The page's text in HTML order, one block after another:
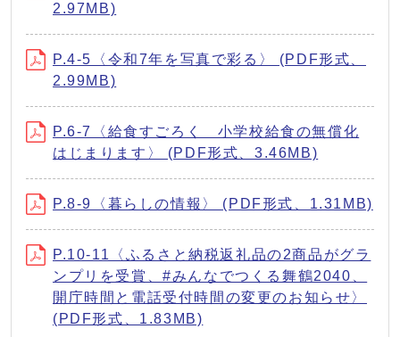
2.97MB)
P.4-5〈令和7年を写真で彩る〉 (PDF形式、
2.99MB)
P.6-7〈給食すごろく 小学校給食の無償化
はじまります〉 (PDF形式、3.46MB)
P.8-9〈暮らしの情報〉 (PDF形式、1.31MB)
P.10-11〈ふるさと納税返礼品の2商品がグラ
ンプリを受賞、#みんなでつくる舞鶴2040、
開庁時間と電話受付時間の変更のお知らせ〉
(PDF形式、1.83MB)